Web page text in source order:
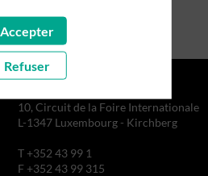
10, Circuit de la Foire Internationale
L-1347 Luxembourg - Kirchberg
T +352 43 99 1
F +352 43 99 315
Accepter
Refuser